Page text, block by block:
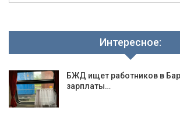
Интересное:
БЖД ищет работников в
зарплаты…